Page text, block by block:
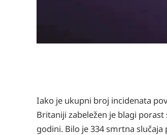
Iako je ukupni broj incidenata
Britaniji zabeležen je blagi porast
godini. Bilo je 334 smrtna